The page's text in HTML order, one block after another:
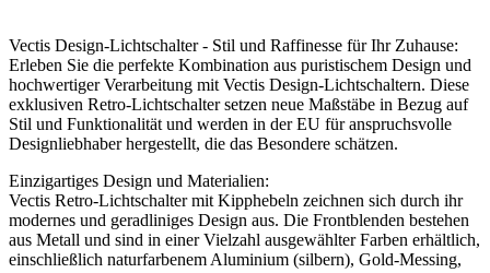
Vectis Design-Lichtschalter - Stil und Raffinesse für Ihr Zuhause:
Erleben Sie die perfekte Kombination aus puristischem Design und
hochwertiger Verarbeitung mit Vectis Design-Lichtschaltern. Diese
exklusiven Retro-Lichtschalter setzen neue Maßstäbe in Bezug auf
Stil und Funktionalität und werden in der EU für anspruchsvolle
Designliebhaber hergestellt, die das Besondere schätzen.
Einzigartiges Design und Materialien:
Vectis Retro-Lichtschalter mit Kipphebeln zeichnen sich durch ihr
modernes und geradliniges Design aus. Die Frontblenden bestehen
aus Metall und sind in einer Vielzahl ausgewählter Farben erhältlich,
einschließlich naturfarbenem Aluminium (silbern), Gold-Messing,